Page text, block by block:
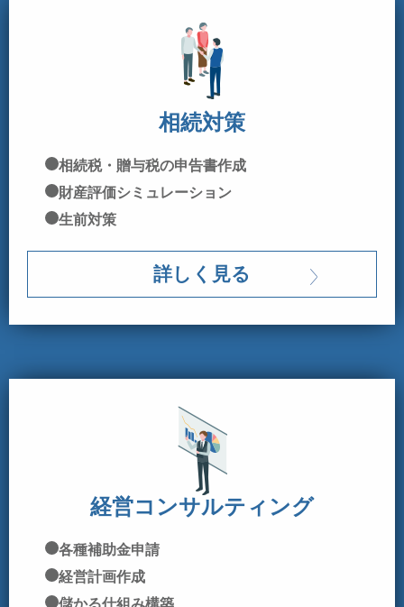
相続対策
相続税・贈与税の申告書作成
財産評価シミュレーション
生前対策
詳しく見る
経営コンサルティング
各種補助金申請
経営計画作成
儲かる仕組み構築